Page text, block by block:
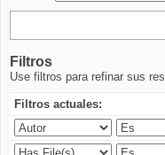
Filtros
Use filtros para refinar sus
Filtros actuales: